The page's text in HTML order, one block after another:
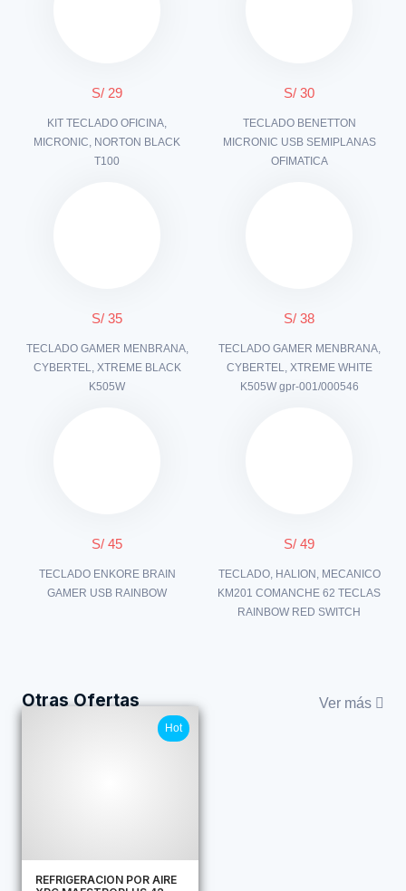
S/ 29
KIT TECLADO OFICINA,
MICRONIC, NORTON BLACK
T100
S/ 30
TECLADO BENETTON
MICRONIC USB SEMIPLANAS
OFIMATICA
S/ 35
TECLADO GAMER MENBRANA,
CYBERTEL, XTREME BLACK
K505W
S/ 38
TECLADO GAMER MENBRANA,
CYBERTEL, XTREME WHITE
K505W gpr-001/000546
S/ 45
TECLADO ENKORE BRAIN
GAMER USB RAINBOW
S/ 49
TECLADO, HALION, MECANICO
KM201 COMANCHE 62 TECLAS
RAINBOW RED SWITCH
Otras Ofertas Ver más
Hot
REFRIGERACION POR AIRE